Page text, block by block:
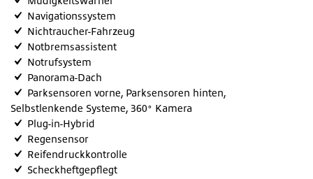
Navigationssystem
Nichtraucher-Fahrzeug
Notbremsassistent
Notrufsystem
Panorama-Dach
Parksensoren vorne, Parksensoren hinten,
Selbstlenkende Systeme, 360° Kamera
Plug-in-Hybrid
Regensensor
Reifendruckkontrolle
Scheckheftgepflegt